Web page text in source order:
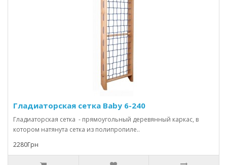
Гладиаторская сетка Baby 6-240
Гладиаторская сетка - прямоугольный деревянный каркас, в
котором натянута сетка из полипропиле..
2280Грн